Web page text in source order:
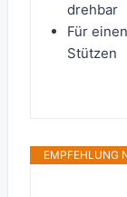
drehbar
Für
Stützen
EMPFEHLUNG